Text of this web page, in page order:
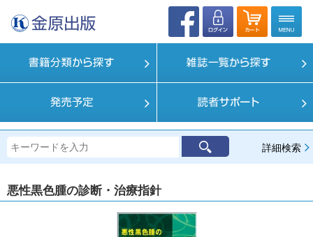
詳細検索
悪性黒色腫の診断・治療指針